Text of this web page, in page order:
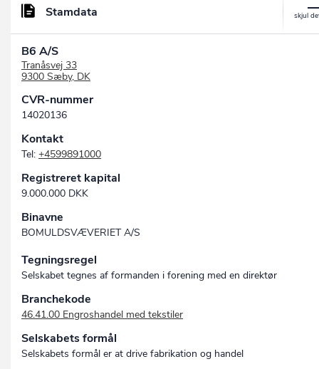
Stamdata
B6 A/S
Tranåsvej 33
9300 Sæby, DK
CVR-nummer
14020136
Kontakt
Tel: +4599891000
Registreret kapital
9.000.000 DKK
Binavne
BOMULDSVÆVERIET A/S
Tegningsregel
Selskabet tegnes af formanden i forening med en direktør
Branchekode
46.41.00 Engroshandel med tekstiler
Selskabets formål
Selskabets formål er at drive fabrikation og handel